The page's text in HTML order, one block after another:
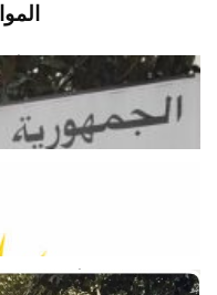
وزارة الطاقة والمياه: لا
ولا داعي للهلع
اخبار محلية أغسطس 9, 2026
نقابة موظفي «أوجيرو»: